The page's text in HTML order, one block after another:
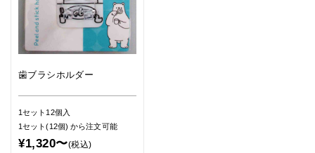
歯ブラシホルダー
1セット12個入
1セット(12個)から注文可能
¥1,320〜(税込)